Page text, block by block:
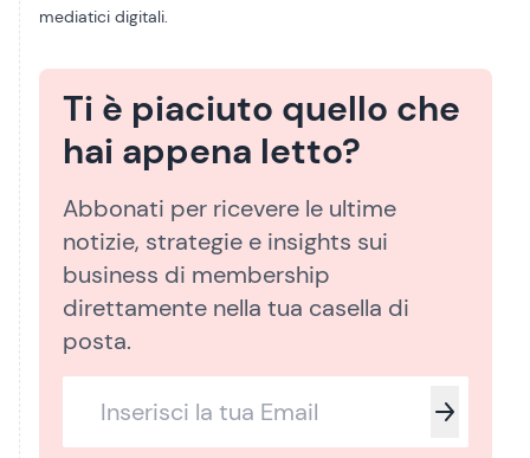
mediatici digitali.
Ti è piaciuto quello che
hai appena letto?
Abbonati per ricevere le ultime
notizie, strategie e insights sui
business di membership
direttamente nella tua casella di
posta.